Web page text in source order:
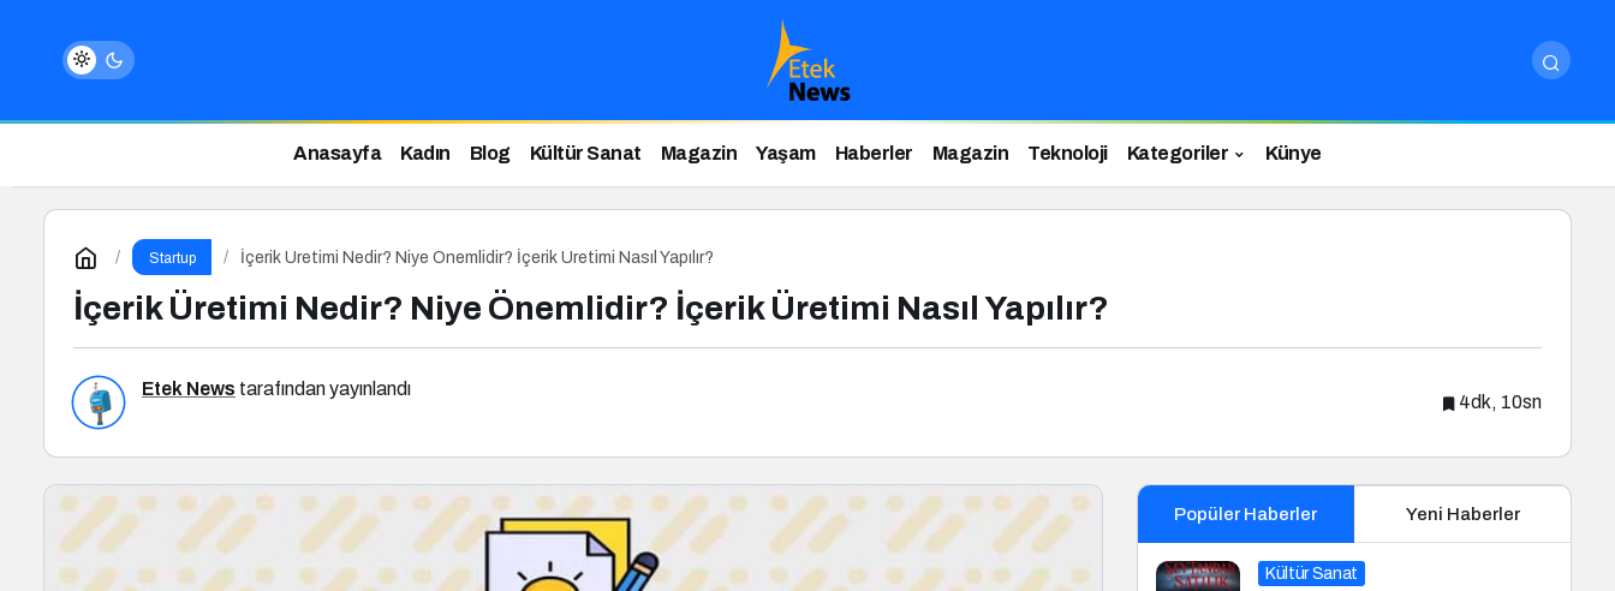
Anasayfa Kadın Blog Kültür Sanat Magazin Yaşam Haberler Magazin Teknoloji Kategoriler Künye
Startup İçerik Üretimi Nedir? Niye Önemlidir? İçerik Üretimi Nasıl Yapılır?
İçerik Üretimi Nedir? Niye Önemlidir? İçerik Üretimi Nasıl Yapılır?
Etek News tarafından yayınlandı
4dk, 10sn
Popüler Haberler Yeni Haberler
Kültür Sanat